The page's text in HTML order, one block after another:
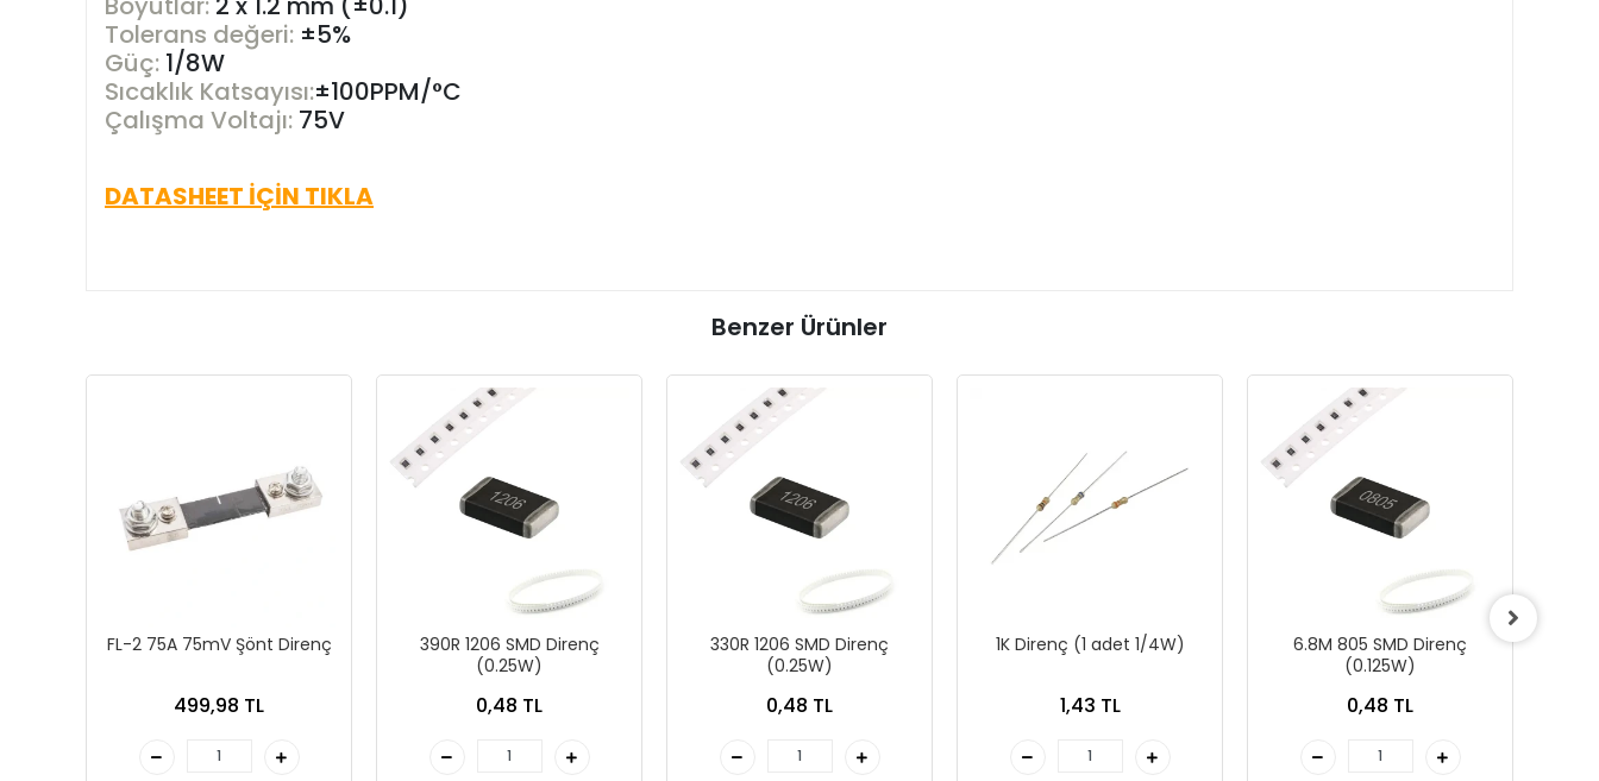
Tolerans değeri: ±5%
Güç: 1/8W
Sıcaklık Katsayısı:±100PPM/°C
Çalışma Voltajı: 75V
DATASHEET İÇİN TIKLA
Benzer Ürünler
FL-2 75A 75mV Şönt Direnç
499,98 TL
390R 1206 SMD Direnç
(0.25W)
0,48 TL
330R 1206 SMD Direnç
(0.25W)
0,48 TL
1K Direnç (1 adet 1/4W)
1,43 TL
6.8M 805 SMD Direnç
(0.125W)
0,48 TL